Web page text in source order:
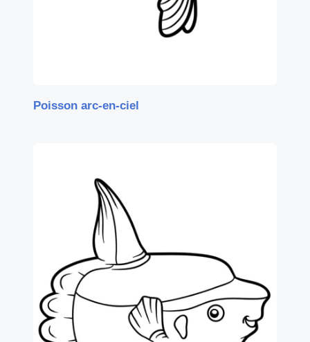
Poisson arc-en-ciel